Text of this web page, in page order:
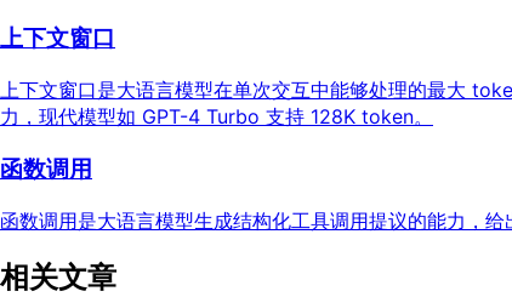
上下文窗口
上下文窗口是大语言模型在单次交互中能够处理的最大
力，现代模型如 GPT-4 Turbo 支持 128K token。
函数调用
函数调用是大语言模型生成结构化工具调用提议的能力，
相关文章